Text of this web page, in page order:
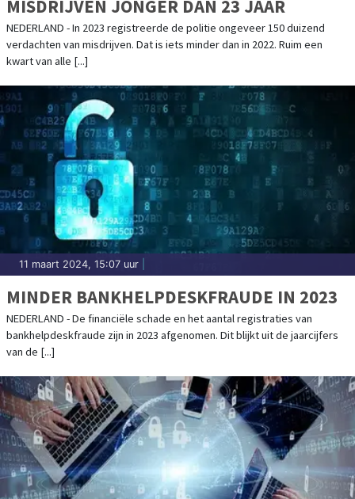
MISDRIJVEN JONGER DAN 23 JAAR
NEDERLAND - In 2023 registreerde de politie ongeveer 150 duizend
verdachten van misdrijven. Dat is iets minder dan in 2022. Ruim een
kwart van alle [...]
11 maart 2024, 15:07 uur
MINDER BANKHELPDESKFRAUDE IN 2023
NEDERLAND - De financiële schade en het aantal registraties van
bankhelpdeskfraude zijn in 2023 afgenomen. Dit blijkt uit de jaarcijfers
van de [...]